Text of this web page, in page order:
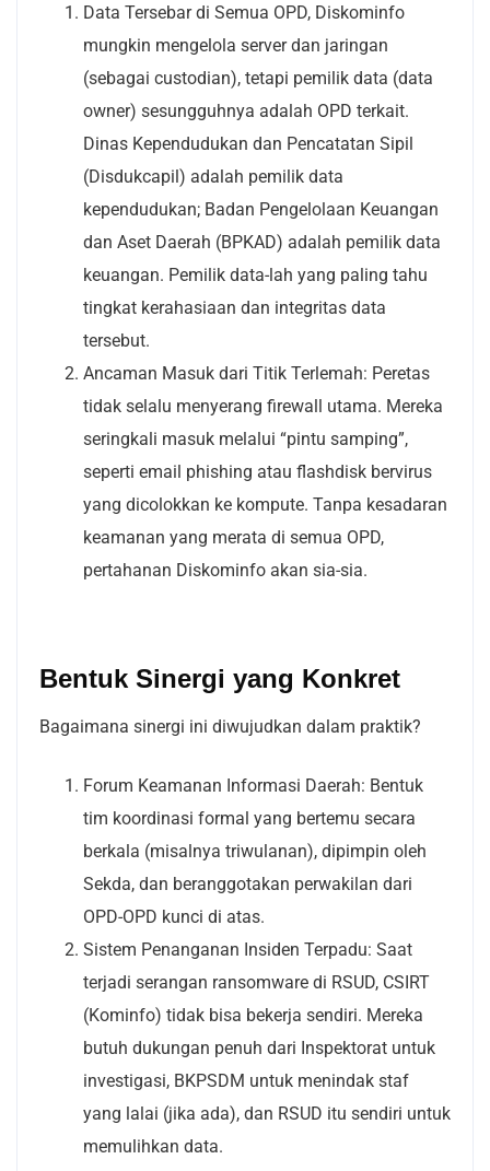
Data Tersebar di Semua OPD, Diskominfo
mungkin mengelola server dan jaringan
(sebagai custodian), tetapi pemilik data (data
owner) sesungguhnya adalah OPD terkait.
Dinas Kependudukan dan Pencatatan Sipil
(Disdukcapil) adalah pemilik data
kependudukan; Badan Pengelolaan Keuangan
dan Aset Daerah (BPKAD) adalah pemilik data
keuangan. Pemilik data-lah yang paling tahu
tingkat kerahasiaan dan integritas data
tersebut.
Ancaman Masuk dari Titik Terlemah: Peretas
tidak selalu menyerang firewall utama. Mereka
seringkali masuk melalui “pintu samping”,
seperti email phishing atau flashdisk bervirus
yang dicolokkan ke kompute. Tanpa kesadaran
keamanan yang merata di semua OPD,
pertahanan Diskominfo akan sia-sia.
Bentuk Sinergi yang Konkret
Bagaimana sinergi ini diwujudkan dalam praktik?
Forum Keamanan Informasi Daerah: Bentuk
tim koordinasi formal yang bertemu secara
berkala (misalnya triwulanan), dipimpin oleh
Sekda, dan beranggotakan perwakilan dari
OPD-OPD kunci di atas.
Sistem Penanganan Insiden Terpadu: Saat
terjadi serangan ransomware di RSUD, CSIRT
(Kominfo) tidak bisa bekerja sendiri. Mereka
butuh dukungan penuh dari Inspektorat untuk
investigasi, BKPSDM untuk menindak staf
yang lalai (jika ada), dan RSUD itu sendiri untuk
memulihkan data.